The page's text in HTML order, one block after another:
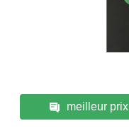
meilleur prix